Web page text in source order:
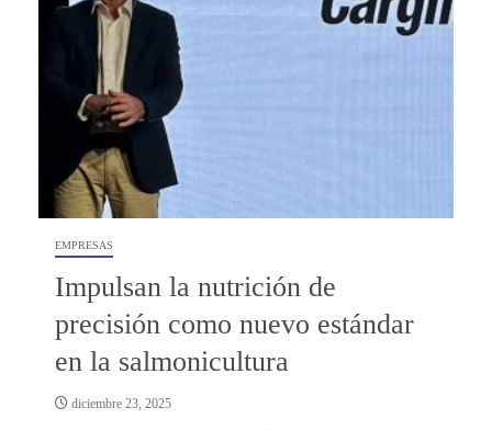
EMPRESAS
Impulsan la nutrición de
precisión como nuevo estándar
en la salmonicultura
diciembre 23, 2025